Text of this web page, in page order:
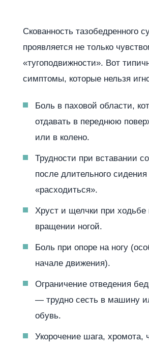
Скованность тазобедренного
проявляется не только
«тугоподвижности». Вот
симптомы, которые нельзя
Боль в паховой области,
отдавать в переднюю
или в колено.
Трудности при вставании
после длительного
«расходиться».
Хруст и щелчки при ходьбе
вращении ногой.
Боль при опоре на ногу
начале движения).
Ограничение отведения
— трудно сесть в машину
обувь.
Укорочение шага, хромота,